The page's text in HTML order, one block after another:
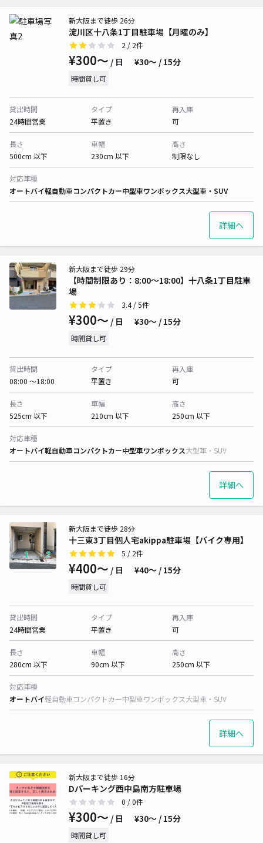
淀川区十八条1丁目駐車場【月曜のみ】
新大阪まで徒歩 26分
2 / 2件
¥300〜 / 日 ¥30〜 / 15分
時間貸し可
貸出時間
24時間営業
タイプ
平置き
再入庫
可
長さ
500cm 以下
車幅
230cm 以下
高さ
制限なし
対応車種
オートバイ軽自動車コンパクトカー中型車ワンボックス大型車・SUV
詳細へ
【時間制限あり：8:00～18:00】十八条1丁目駐車
場
新大阪まで徒歩 29分
3.4/ 5件
¥300〜 / 日 ¥30〜 / 15分
時間貸し可
貸出時間
08:00 〜18:00
タイプ
平置き
再入庫
可
長さ
525cm 以下
車幅
210cm 以下
高さ
250cm 以下
対応車種
オートバイ軽自動車コンパクトカー中型車ワンボックス大型車・SUV
詳細へ
十三東3丁目個人宅akippa駐車場【バイク専用】
新大阪まで徒歩 28分
5 / 2件
¥400〜 / 日 ¥40〜 / 15分
時間貸し可
貸出時間
24時間営業
タイプ
平置き
再入庫
可
長さ
280cm 以下
車幅
90cm 以下
高さ
250cm 以下
対応車種
オートバイ軽自動車コンパクトカー中型車ワンボックス大型車・SUV
詳細へ
Dパーキング西中島南方駐車場
新大阪まで徒歩 16分
0 / 0件
¥300〜 / 日 ¥30〜 / 15分
時間貸し可